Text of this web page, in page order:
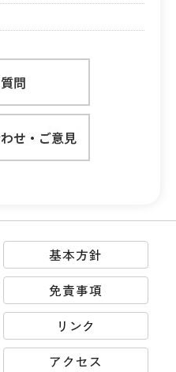
基本方針
免責事項
リンク
アクセス